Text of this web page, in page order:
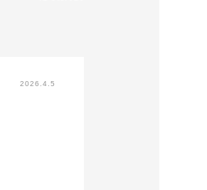
2026.4.5